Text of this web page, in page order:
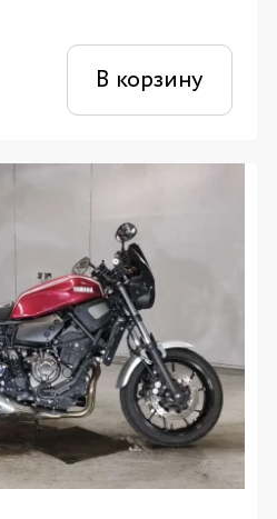
В корзину